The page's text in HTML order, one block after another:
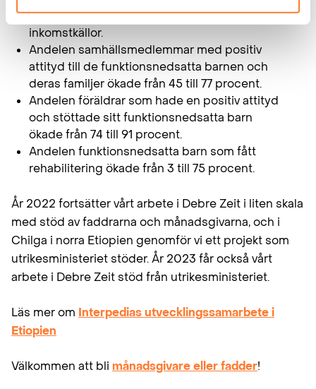
medan andra satsade på att utveckla sina
inkomstkällor.
Andelen samhällsmedlemmar med positiv
attityd till de funktionsnedsatta barnen och
deras familjer ökade från 45 till 77 procent.
Andelen föräldrar som hade en positiv attityd
och stöttade sitt funktionsnedsatta barn
ökade från 74 till 91 procent.
Andelen funktionsnedsatta barn som fått
rehabilitering ökade från 3 till 75 procent.
År 2022 fortsätter vårt arbete i Debre Zeit i liten skala
med stöd av faddrarna och månadsgivarna, och i
Chilga i norra Etiopien genomför vi ett projekt som
utrikesministeriet stöder. År 2023 får också vårt
arbete i Debre Zeit stöd från utrikesministeriet.
Läs mer om Interpedias utvecklingssamarbete i
Etiopien
Välkommen att bli månadsgivare eller fadder!